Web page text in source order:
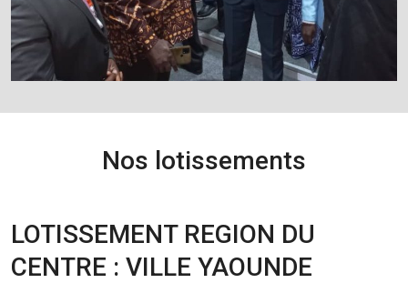
Nos lotissements
LOTISSEMENT REGION DU
CENTRE : VILLE YAOUNDE